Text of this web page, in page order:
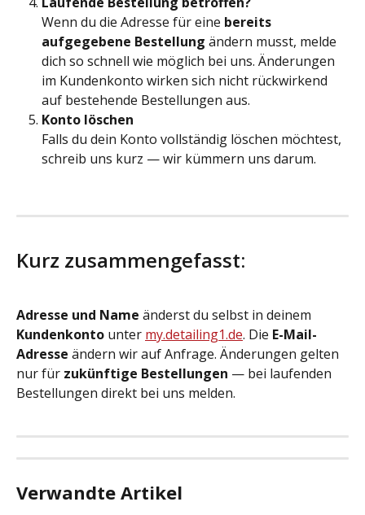
Wenn du die Adresse für eine bereits
aufgegebene Bestellung ändern musst, melde
dich so schnell wie möglich bei uns. Änderungen
im Kundenkonto wirken sich nicht rückwirkend
auf bestehende Bestellungen aus.
Konto löschen
Falls du dein Konto vollständig löschen möchtest,
schreib uns kurz — wir kümmern uns darum.
Kurz zusammengefasst:
Adresse und Name änderst du selbst in deinem
Kundenkonto unter my.detailing1.de. Die E-Mail-
Adresse ändern wir auf Anfrage. Änderungen gelten
nur für zukünftige Bestellungen — bei laufenden
Bestellungen direkt bei uns melden.
Verwandte Artikel